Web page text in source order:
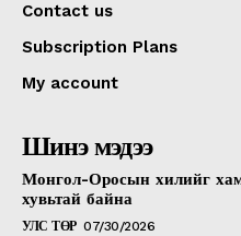
Contact us
Subscription Plans
My account
Шинэ мэдээ
Монгол-Оросын хилийг
хувьтай байна
УЛС ТӨР 07/30/2026